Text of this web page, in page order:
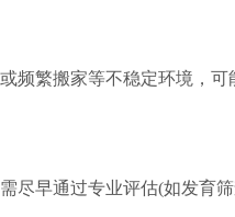
频繁搬家等不稳定环境，
尽早通过专业评估(如发育